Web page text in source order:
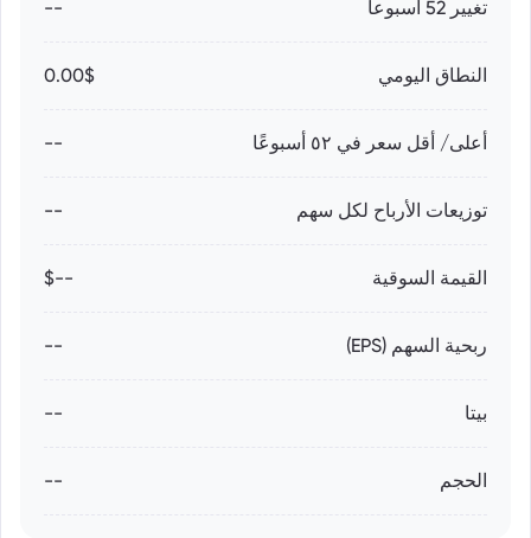
تغيير 52 أسبوعاً --
النطاق اليومي 0.00$
أعلى/ أقل سعر في ٥٢ أسبوعًا --
توزيعات الأرباح لكل سهم --
القيمة السوقية --$
ربحية السهم (EPS) --
بيتا --
الحجم --